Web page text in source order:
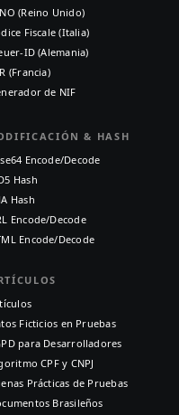
(Reino Unido)
Fiscale (Italia)
ID (Alemania)
(Francia)
de NIF
& HASH
Encode/Decode
Hash
Hash
Encode/Decode
Encode/Decode
Ficticios en Pruebas
para Desarrolladores
CPF y CNPJ
Prácticas de Pruebas
Brasileños